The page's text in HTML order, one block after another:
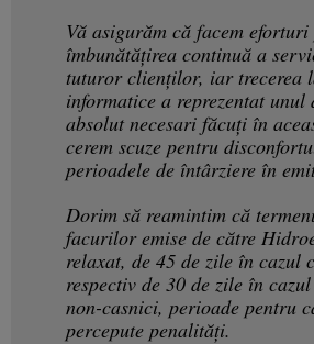
Vă asigurăm că facem
îmbunătățirea continuă a
tuturor clienților, iar trecerea
informatice a reprezentat
absolut necesari făcuți în
cerem scuze pentru
perioadele de întârziere în
Dorim să reamintim că
facurilor emise de către
relaxat, de 45 de zile în cazul
respectiv de 30 de zile în
non-casnici, perioade pentru
percepute penalități.